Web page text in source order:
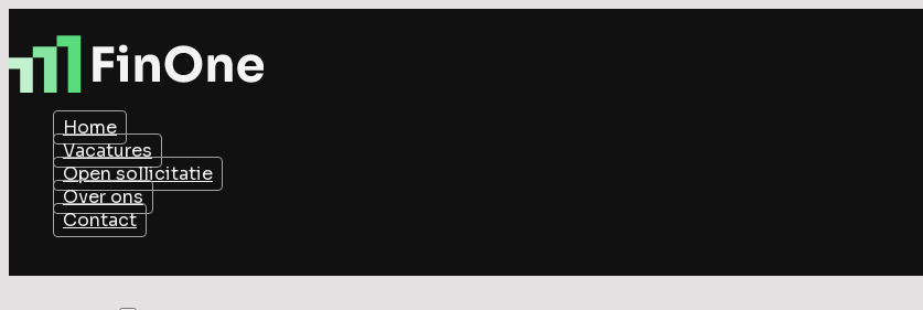
Home
Vacatures
Open sollicitatie
Over ons
Contact